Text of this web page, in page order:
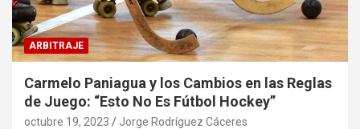
ARBITRAJE
Carmelo Paniagua y los Cambios en las Reglas
de Juego: “Esto No Es Fútbol Hockey”
octubre 19, 2023 Jorge Rodríguez Cáceres